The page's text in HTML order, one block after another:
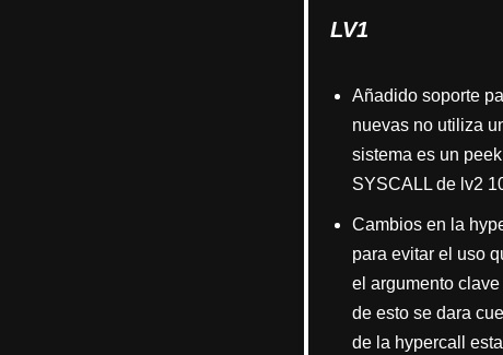
LV1
Añadido soporte
nuevas no utiliza
sistema es un
SYSCALL de lv2
Cambios en la
para evitar el uso
el argumento
de esto se dara
de la hypercall